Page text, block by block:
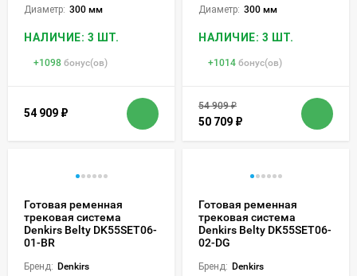
Диаметр: 300 мм
НАЛИЧИЕ: 3 ШТ.
+1098 бонус(ов)
54 909 ₽
Диаметр: 300 мм
НАЛИЧИЕ: 3 ШТ.
+1014 бонус(ов)
54 909₽
50 709 ₽
Готовая ременная
трековая система
Denkirs Belty DK55SET06-
01-BR
Бренд: Denkirs
Готовая ременная
трековая система
Denkirs Belty DK55SET06-
02-DG
Бренд: Denkirs